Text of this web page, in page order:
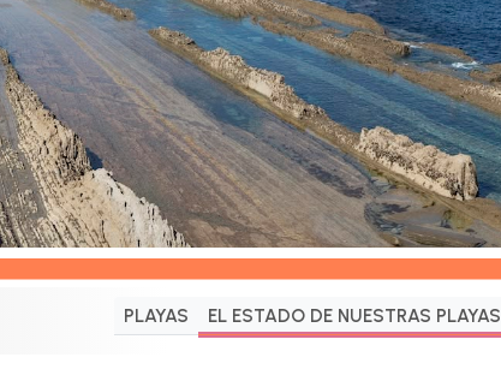
PLAYAS EL ESTADO DE NUESTRAS PLAYAS